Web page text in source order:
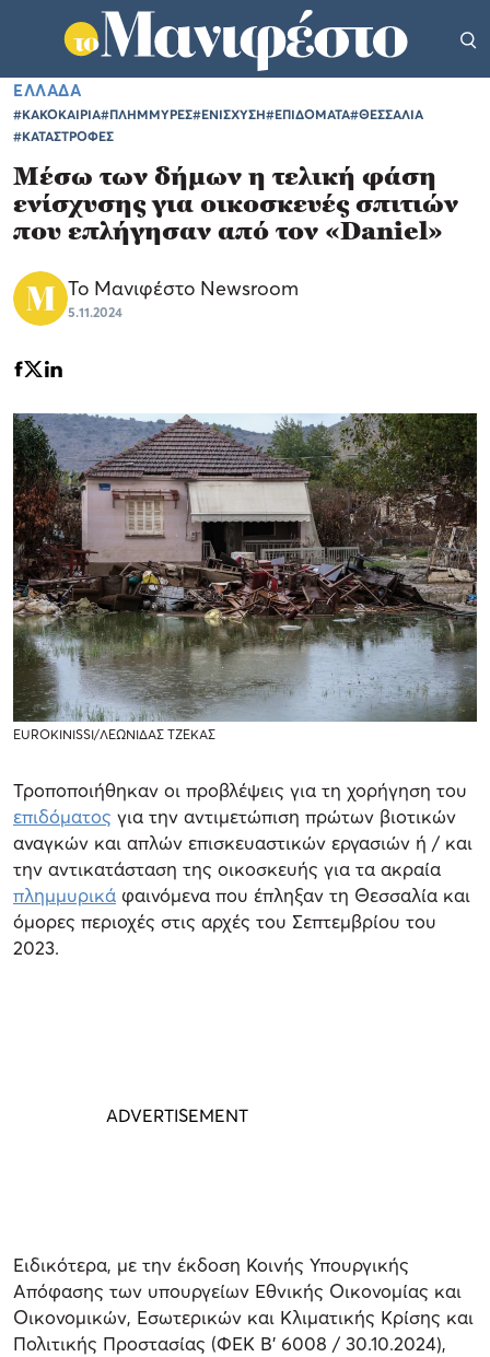
ΕΛΛΑΔΑ
#ΚΑΚΟΚΑΙΡΙΑ#ΠΛΗΜΜΥΡΕΣ#ΕΝΙΣΧΥΣΗ#ΕΠΙΔΟΜΑΤΑ#ΘΕΣΣΑΛΙΑ
#ΚΑΤΑΣΤΡΟΦΕΣ
Μέσω των δήμων η τελική φάση
ενίσχυσης για οικοσκευές σπιτιών
που επλήγησαν από τον «Daniel»
Το Μανιφέστο Newsroom
5.11.2024
EUROKINISSI/ΛΕΩΝΙΔΑΣ ΤΖΕΚΑΣ
Τροποποιήθηκαν οι προβλέψεις για τη χορήγηση του
επιδόματος για την αντιμετώπιση πρώτων βιοτικών
αναγκών και απλών επισκευαστικών εργασιών ή / και
την αντικατάσταση της οικοσκευής για τα ακραία
πλημμυρικά φαινόμενα που έπληξαν τη Θεσσαλία και
όμορες περιοχές στις αρχές του Σεπτεμβρίου του
2023.
Ειδικότερα, με την έκδοση Κοινής Υπουργικής
Απόφασης των υπουργείων Εθνικής Οικονομίας και
Οικονομικών, Εσωτερικών και Κλιματικής Κρίσης και
Πολιτικής Προστασίας (ΦΕΚ Β' 6008 / 30.10.2024),